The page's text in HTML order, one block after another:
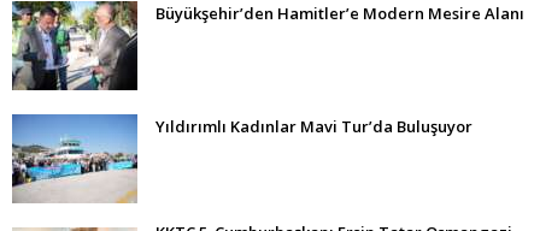
Büyükşehir’den Hamitler’e Modern Mesire Alanı
Yıldırımlı Kadınlar Mavi Tur’da Buluşuyor